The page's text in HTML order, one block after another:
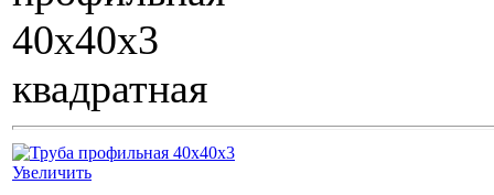
40х40х3
квадратная
Увеличить